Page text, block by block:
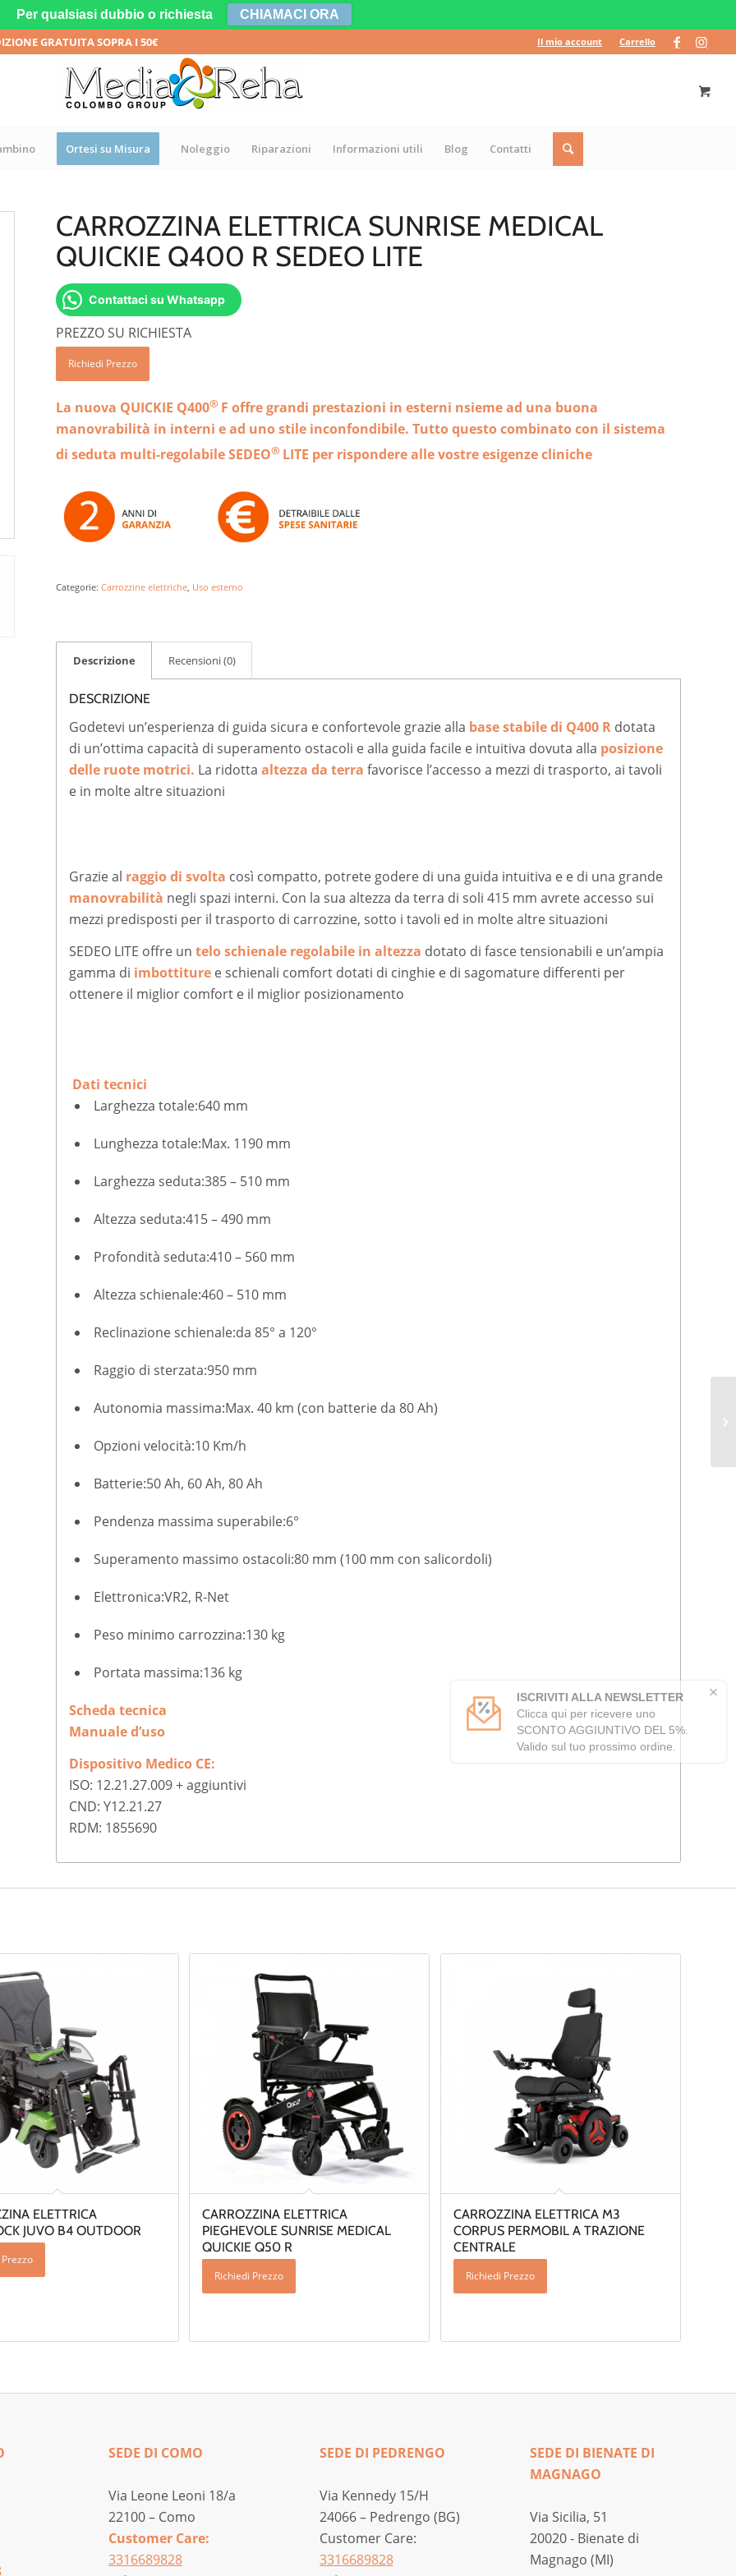
Il mio account Carrello
GRATUITA SOPRA I 50€
Ortesi su Misura Noleggio Riparazioni Informazioni utili Blog Contatti
CARROZZINA ELETTRICA SUNRISE MEDICAL
QUICKIE Q400 R SEDEO LITE
Contattaci su Whatsapp
PREZZO SU RICHIESTA
Richiedi Prezzo
La nuova QUICKIE Q400® F offre grandi prestazioni in esterni nsieme ad una buona
manovrabilità in interni e ad uno stile inconfondibile. Tutto questo combinato con il sistema
di seduta multi-regolabile SEDEO® LITE per rispondere alle vostre esigenze cliniche
Categorie:Carrozzine elettriche Uso esterno
Descrizione Recensioni (0)
DESCRIZIONE
Godetevi un’esperienza di guida sicura e confortevole grazie alla base stabile di Q400 R dotata
di un’ottima capacità di superamento ostacoli e alla guida facile e intuitiva dovuta alla posizione
delle ruote motrici. La ridottaaltezza da terra favorisce l’accesso a mezzi di trasporto, ai tavoli
e in molte altre situazioni
Grazie al raggio di svolta così compatto, potrete godere di una guida intuitiva e e di una grande
manovrabilità negli spazi interni. Con la sua altezza da terra di soli 415 mm avrete accesso sui
mezzi predisposti per il trasporto di carrozzine, sotto i tavoli ed in molte altre situazioni
SEDEO LITE offre untelo schienale regolabile in altezza dotato di fasce tensionabili e un’ampia
gamma di imbottiture e schienali comfort dotati di cinghie e di sagomature differenti per
ottenere il miglior comfort e il miglior posizionamento
Dati tecnici
Larghezza totale:640 mm
Lunghezza totale:Max. 1190 mm
Larghezza seduta:385 – 510 mm
Altezza seduta:415 – 490 mm
Profondità seduta:410 – 560 mm
Altezza schienale:460 – 510 mm
Reclinazione schienale:da 85° a 120°
Raggio di sterzata:950 mm
Autonomia massima:Max. 40 km (con batterie da 80 Ah)
Opzioni velocità:10 Km/h
Batterie:50 Ah, 60 Ah, 80 Ah
Pendenza massima superabile:6°
Superamento massimo ostacoli:80 mm (100 mm con salicordoli)
Elettronica:VR2, R-Net
Peso minimo carrozzina:130 kg
Portata massima:136 kg
Scheda tecnica
Manuale d’uso
Dispositivo Medico CE:
ISO: 12.21.27.009 + aggiuntivi
CND: Y12.21.27
RDM: 1855690
ELETTRICA
JUVO B4 OUTDOOR
CARROZZINA ELETTRICA
PIEGHEVOLE SUNRISE MEDICAL
QUICKIE Q50 R
Richiedi Prezzo
CARROZZINA ELETTRICA M3
CORPUS PERMOBIL A TRAZIONE
CENTRALE
Richiedi Prezzo
SEDE DI COMO
Via Leone Leoni 18/a
22100 – Como
Customer Care:
3316689828
SEDE DI PEDRENGO
Via Kennedy 15/H
24066 – Pedrengo (BG)
Customer Care:
3316689828
SEDE DI BIENATE DI
MAGNAGO
Via Sicilia, 51
20020 - Bienate di
Magnago (MI)
Per qualsiasi dubbio o richiesta CHIAMACI ORA